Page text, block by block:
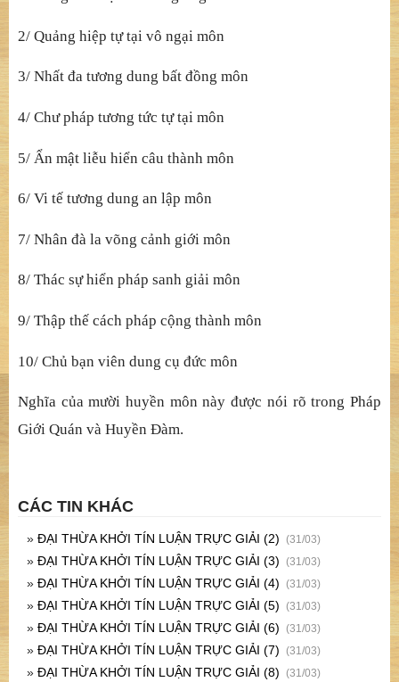
2/ Quảng hiệp tự tại vô ngại môn
3/ Nhất đa tương dung bất đồng môn
4/ Chư pháp tương tức tự tại môn
5/ Ẩn mật liễu hiển câu thành môn
6/ Vi tế tương dung an lập môn
7/ Nhân đà la võng cảnh giới môn
8/ Thác sự hiển pháp sanh giải môn
9/ Thập thế cách pháp cộng thành môn
10/ Chủ bạn viên dung cụ đức môn
Nghĩa của mười huyền môn này được nói rõ trong Pháp
Giới Quán và Huyền Đàm.
CÁC TIN KHÁC
» ĐẠI THỪA KHỞI TÍN LUẬN TRỰC GIẢI (2) (31/03)
» ĐẠI THỪA KHỞI TÍN LUẬN TRỰC GIẢI (3) (31/03)
» ĐẠI THỪA KHỞI TÍN LUẬN TRỰC GIẢI (4) (31/03)
» ĐẠI THỪA KHỞI TÍN LUẬN TRỰC GIẢI (5) (31/03)
» ĐẠI THỪA KHỞI TÍN LUẬN TRỰC GIẢI (6) (31/03)
» ĐẠI THỪA KHỞI TÍN LUẬN TRỰC GIẢI (7) (31/03)
» ĐẠI THỪA KHỞI TÍN LUẬN TRỰC GIẢI (8) (31/03)